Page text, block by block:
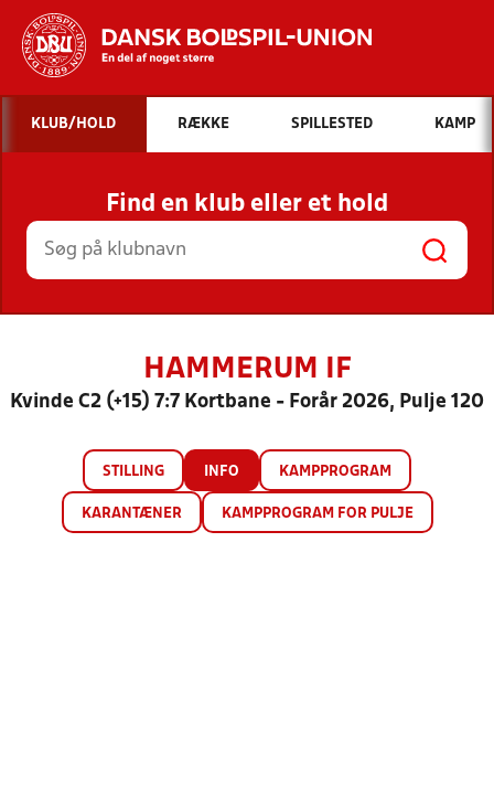
Hvad vil du søge efter?
INDHOLD OG NYHEDER
STILLINGER, RESULTATER, KLUBBER OG
HOLD
KLUB/HOLD RÆKKE SPILLESTED KAMP
Find en klub eller et hold
HAMMERUM IF
Kvinde C2 (+15) 7:7 Kortbane - Forår 2026, Pulje 120
STILLING INFO KAMPPROGRAM
KARANTÆNER KAMPPROGRAM FOR PULJE